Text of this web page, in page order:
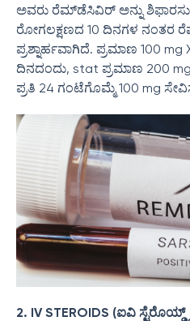
ಅವರು ರೆಮ್‌ಡೆಸಿವಿರ್ ಅನ್ನು ಶಿಫಾರಸು
ರೋಗಲಕ್ಷಣದ 10 ದಿನಗಳ ನಂತರ
ಪ್ರಶ್ನಾರ್ಹವಾಗಿದೆ. ಪ್ರಮಾಣ 100
ದಿನದಂದು, stat ಪ್ರಮಾಣ 200
ಪ್ರತಿ 24 ಗಂಟೆಗೊಮ್ಮೆ 100 mg
2. IV STEROIDS (ಐವಿ